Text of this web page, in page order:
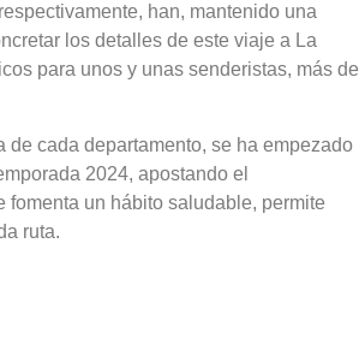
han, mantenido una
los detalles de este viaje a La
para unos y unas senderistas, más de
cada departamento, se ha empezado
2024, apostando el
un hábito saludable, permite
ruta.